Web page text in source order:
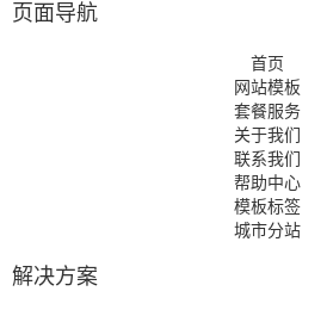
页面导航
首页
网站模板
套餐服务
关于我们
联系我们
帮助中心
模板标签
城市分站
解决方案